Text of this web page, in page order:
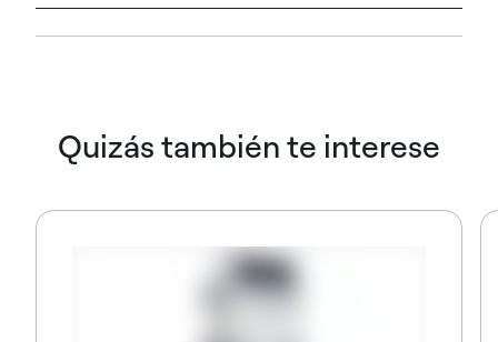
Quizás también te interese